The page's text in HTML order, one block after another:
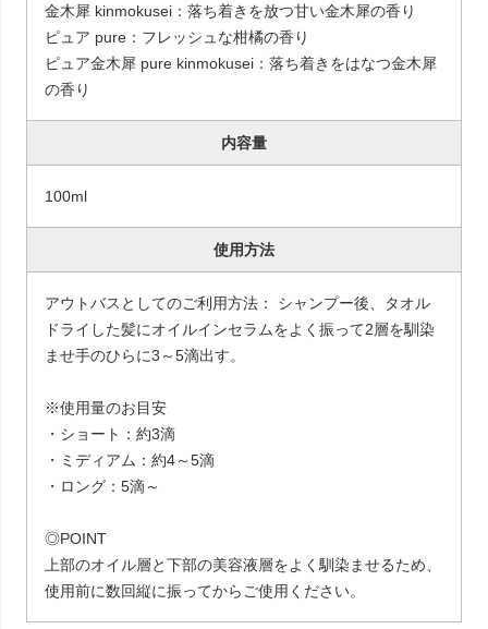
金木犀 kinmokusei：落ち着きを放つ甘い金木犀の香り
ピュア pure：フレッシュな柑橘の香り
ピュア金木犀 pure kinmokusei：落ち着きをはなつ金木犀
の香り
内容量
100ml
使用方法
アウトバスとしてのご利用方法： シャンプー後、タオル
ドライした髪にオイルインセラムをよく振って2層を馴染
ませ手のひらに3～5滴出す。
※使用量のお目安
・ショート：約3滴
・ミディアム：約4～5滴
・ロング：5滴～
◎POINT
上部のオイル層と下部の美容液層をよく馴染ませるため、
使用前に数回縦に振ってからご使用ください。